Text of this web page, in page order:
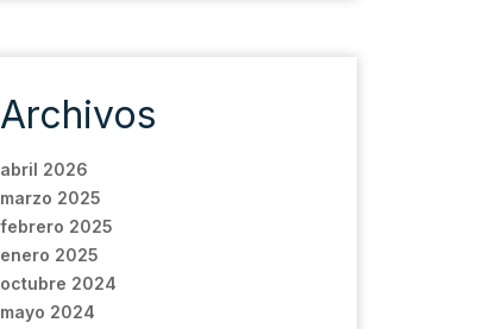
Archivos
abril 2026
marzo 2025
febrero 2025
enero 2025
octubre 2024
mayo 2024